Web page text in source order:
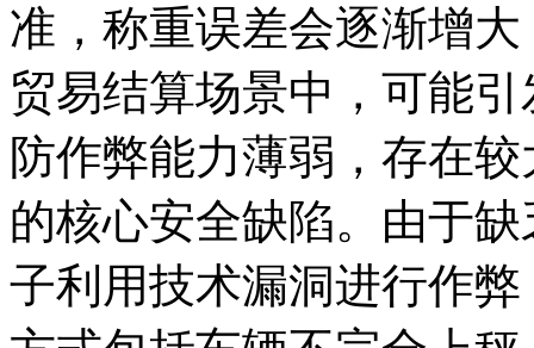
准，称重误差会逐渐增
贸易结算场景中，可能
防作弊能力薄弱，存在
的核心安全缺陷。由于
子利用技术漏洞进行作